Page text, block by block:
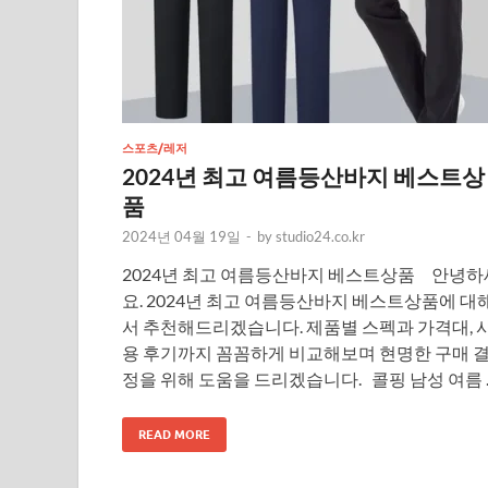
스포츠/레저
2024년 최고 여름등산바지 베스트상
품
2024년 04월 19일 - bystudio24.co.kr
2024년 최고 여름등산바지 베스트상품 안녕하
요. 2024년 최고 여름등산바지 베스트상품에 대
서 추천해드리겠습니다. 제품별 스펙과 가격대,
용 후기까지 꼼꼼하게 비교해보며 현명한 구매 결
정을 위해 도움을 드리겠습니다. 콜핑 남성 여름 …
READ MORE